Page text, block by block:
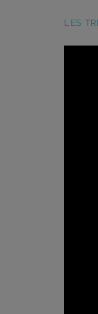
LES